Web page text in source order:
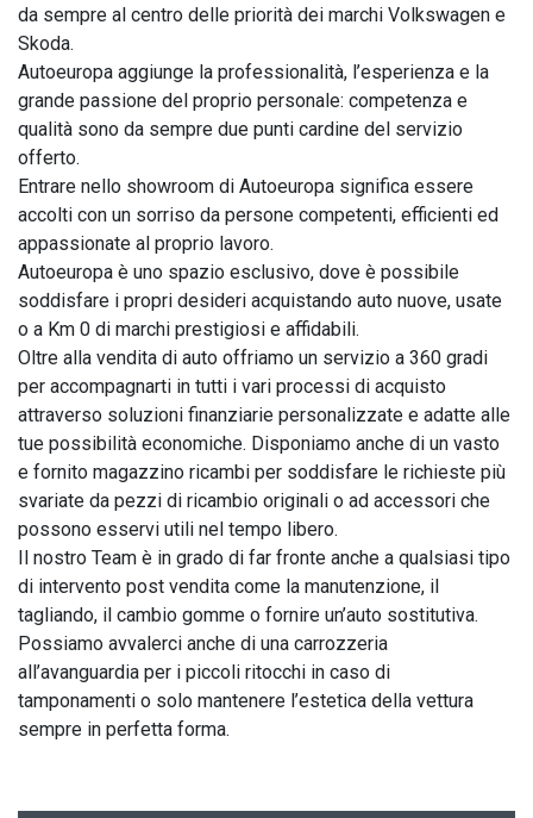
da sempre al centro delle priorità dei marchi Volkswagen e
Skoda.
Autoeuropa aggiunge la professionalità, l’esperienza e la
grande passione del proprio personale: competenza e
qualità sono da sempre due punti cardine del servizio
offerto.
Entrare nello showroom di Autoeuropa significa essere
accolti con un sorriso da persone competenti, efficienti ed
appassionate al proprio lavoro.
Autoeuropa è uno spazio esclusivo, dove è possibile
soddisfare i propri desideri acquistando auto nuove, usate
o a Km 0 di marchi prestigiosi e affidabili.
Oltre alla vendita di auto offriamo un servizio a 360 gradi
per accompagnarti in tutti i vari processi di acquisto
attraverso soluzioni finanziarie personalizzate e adatte alle
tue possibilità economiche. Disponiamo anche di un vasto
e fornito magazzino ricambi per soddisfare le richieste più
svariate da pezzi di ricambio originali o ad accessori che
possono esservi utili nel tempo libero.
Il nostro Team è in grado di far fronte anche a qualsiasi tipo
di intervento post vendita come la manutenzione, il
tagliando, il cambio gomme o fornire un’auto sostitutiva.
Possiamo avvalerci anche di una carrozzeria
all’avanguardia per i piccoli ritocchi in caso di
tamponamenti o solo mantenere l’estetica della vettura
sempre in perfetta forma.